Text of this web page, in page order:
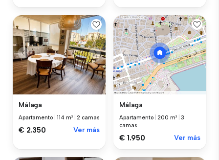
Málaga
Apartamento |114 m² |2 camas
€ 2.350 Ver más
Málaga
Apartamento |200 m² |3
camas
€ 1.950 Ver más